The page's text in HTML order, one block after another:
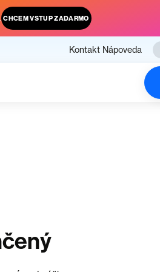
CHCEM VSTUP ZADARMO
Kontakt Nápoveda